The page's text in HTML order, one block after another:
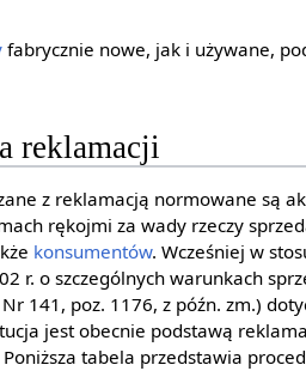
fabrycznie nowe, jak i używane,
reklamacji
z reklamacją normowane są
rękojmi za wady rzeczy
konsumentów. Wcześniej w
r. o szczególnych warunkach
141, poz. 1176, z późn. zm.)
jest obecnie podstawą
tabela przedstawia